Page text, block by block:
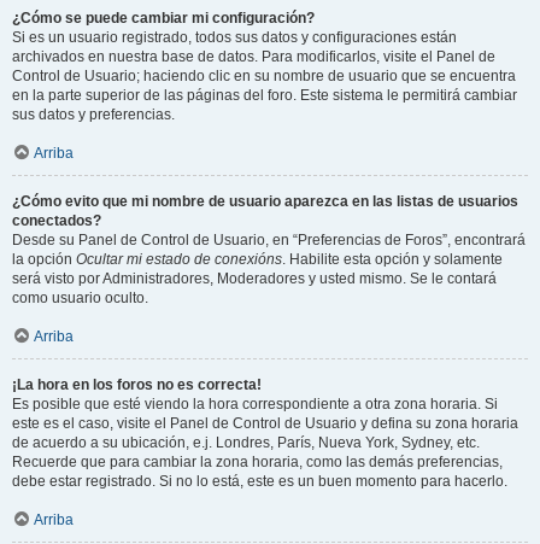
¿Cómo se puede cambiar mi configuración?
Si es un usuario registrado, todos sus datos y configuraciones están
archivados en nuestra base de datos. Para modificarlos, visite el Panel de
Control de Usuario; haciendo clic en su nombre de usuario que se encuentra
en la parte superior de las páginas del foro. Este sistema le permitirá cambiar
sus datos y preferencias.
Arriba
¿Cómo evito que mi nombre de usuario aparezca en las listas de usuarios
conectados?
Desde su Panel de Control de Usuario, en “Preferencias de Foros”, encontrará
la opción Ocultar mi estado de conexións. Habilite esta opción y solamente
será visto por Administradores, Moderadores y usted mismo. Se le contará
como usuario oculto.
Arriba
¡La hora en los foros no es correcta!
Es posible que esté viendo la hora correspondiente a otra zona horaria. Si
este es el caso, visite el Panel de Control de Usuario y defina su zona horaria
de acuerdo a su ubicación, e.j. Londres, París, Nueva York, Sydney, etc.
Recuerde que para cambiar la zona horaria, como las demás preferencias,
debe estar registrado. Si no lo está, este es un buen momento para hacerlo.
Arriba